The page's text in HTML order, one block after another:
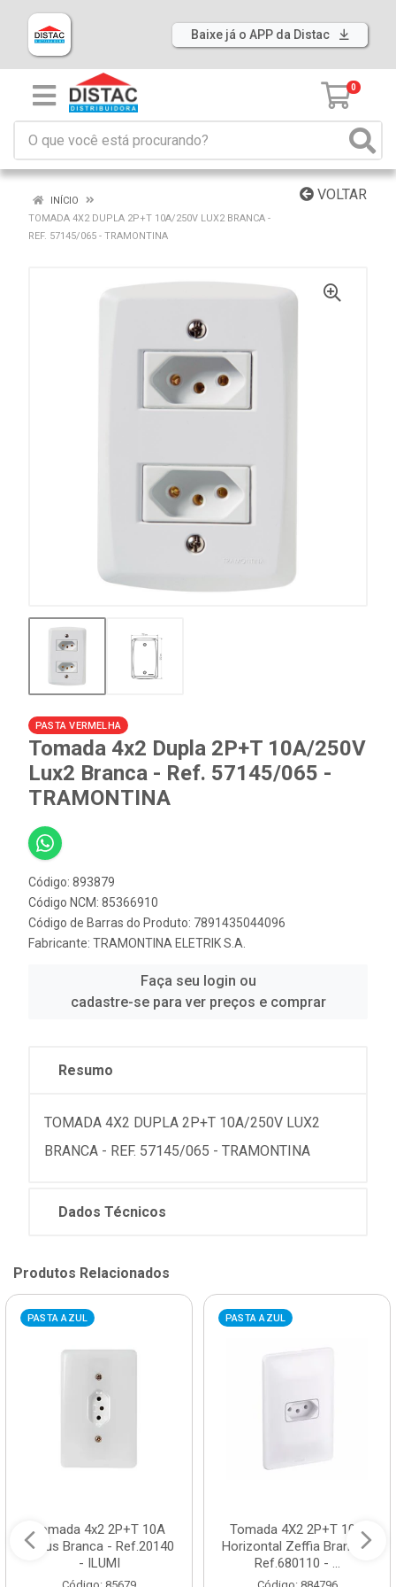
Baixe já o APP da Distac
0
VOLTAR
INÍCIO
TOMADA 4X2 DUPLA 2P+T 10A/250V LUX2 BRANCA -
REF. 57145/065 - TRAMONTINA
PASTA VERMELHA
Tomada 4x2 Dupla 2P+T 10A/250V
Lux2 Branca - Ref. 57145/065 -
TRAMONTINA
Código: 893879
Código NCM: 85366910
Código de Barras do Produto: 7891435044096
Fabricante: TRAMONTINA ELETRIK S.A.
Faça seu login ou
cadastre-se para ver preços e comprar
Resumo
TOMADA 4X2 DUPLA 2P+T 10A/250V LUX2
BRANCA - REF. 57145/065 - TRAMONTINA
Dados Técnicos
Produtos Relacionados
PASTA AZUL
Tomada 4x2 2P+T 10A
Stylus Branca - Ref.20140
- ILUMI
PASTA AZUL
Tomada 4X2 2P+T 10A
Horizontal Zeffia Branca -
Ref.680110 - ...